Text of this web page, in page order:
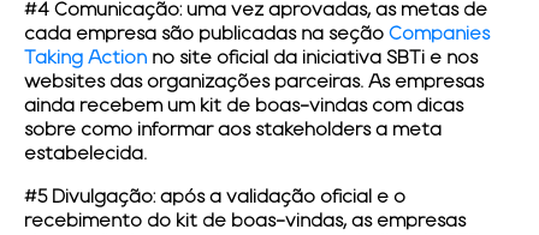
#4 Comunicação: uma vez aprovadas, as metas de
cada empresa são publicadas na seção Companies
Taking Action no site oficial da iniciativa SBTi e nos
websites das organizações parceiras. As empresas
ainda recebem um kit de boas-vindas com dicas
sobre como informar aos stakeholders a meta
estabelecida.
#5 Divulgação: após a validação oficial e o
recebimento do kit de boas-vindas, as empresas